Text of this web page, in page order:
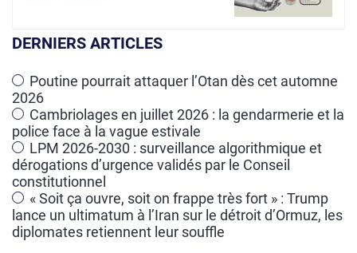
r
a
t
i
v
e
:
DERNIERS ARTICLES
Poutine pourrait attaquer l’Otan dès cet automne
2026
Cambriolages en juillet 2026 : la gendarmerie et la
police face à la vague estivale
LPM 2026-2030 : surveillance algorithmique et
dérogations d’urgence validés par le Conseil
constitutionnel
« Soit ça ouvre, soit on frappe très fort » : Trump
lance un ultimatum à l’Iran sur le détroit d’Ormuz, les
diplomates retiennent leur souffle